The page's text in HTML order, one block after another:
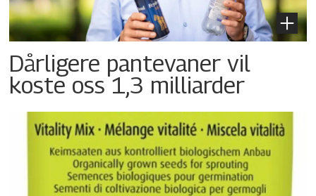
Dårligere pantevaner vil
koste oss 1,3 milliarder